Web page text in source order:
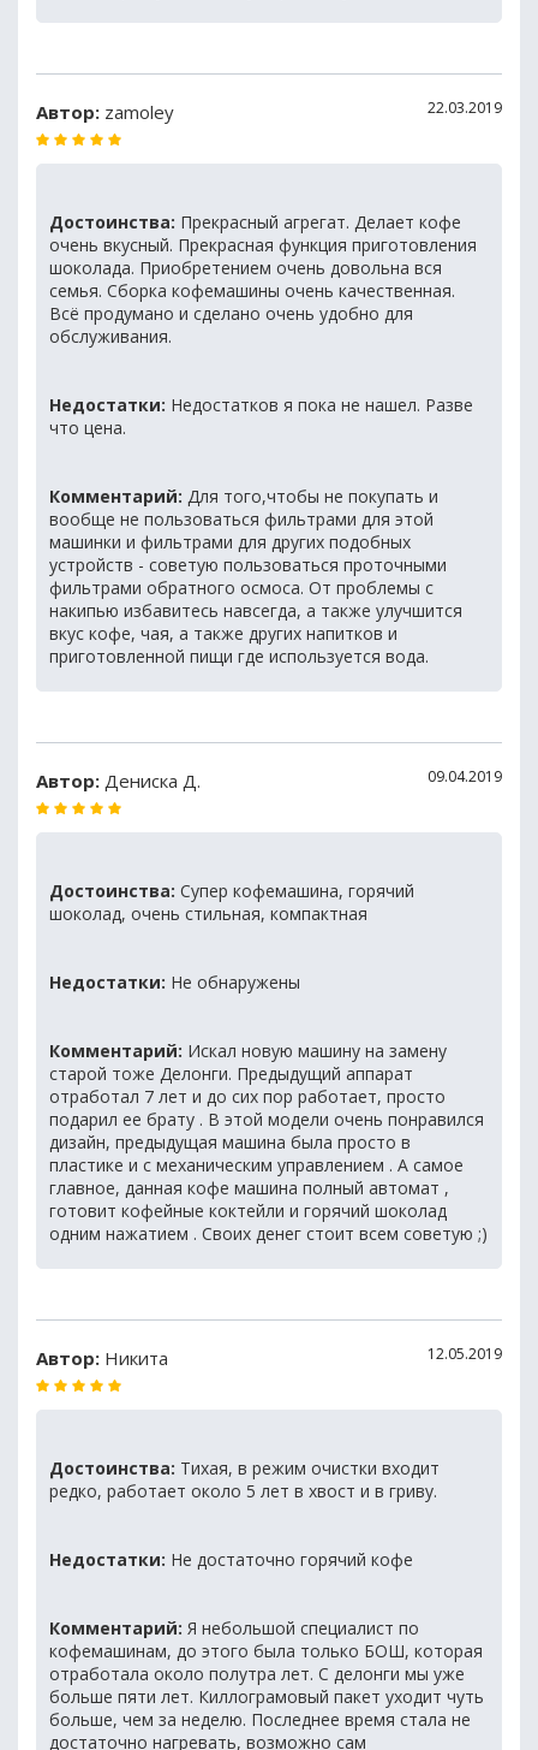
Автор: zamoley 22.03.2019
Достоинства: Прекрасный агрегат. Делает кофе
очень вкусный. Прекрасная функция приготовления
шоколада. Приобретением очень довольна вся
семья. Сборка кофемашины очень качественная.
Всё продумано и сделано очень удобно для
обслуживания.
Недостатки: Недостатков я пока не нашел. Разве
что цена.
Комментарий: Для того,чтобы не покупать и
вообще не пользоваться фильтрами для этой
машинки и фильтрами для других подобных
устройств - советую пользоваться проточными
фильтрами обратного осмоса. От проблемы с
накипью избавитесь навсегда, а также улучшится
вкус кофе, чая, а также других напитков и
приготовленной пищи где используется вода.
Автор: Дениска Д. 09.04.2019
Достоинства: Супер кофемашина, горячий
шоколад, очень стильная, компактная
Недостатки: Не обнаружены
Комментарий: Искал новую машину на замену
старой тоже Делонги. Предыдущий аппарат
отработал 7 лет и до сих пор работает, просто
подарил ее брату . В этой модели очень понравился
дизайн, предыдущая машина была просто в
пластике и с механическим управлением . А самое
главное, данная кофе машина полный автомат ,
готовит кофейные коктейли и горячий шоколад
одним нажатием . Своих денег стоит всем советую ;)
Автор: Никита 12.05.2019
Достоинства: Тихая, в режим очистки входит
редко, работает около 5 лет в хвост и в гриву.
Недостатки: Не достаточно горячий кофе
Комментарий: Я небольшой специалист по
кофемашинам, до этого была только БОШ, которая
отработала около полутра лет. С делонги мы уже
больше пяти лет. Киллограмовый пакет уходит чуть
больше, чем за неделю. Последнее время стала не
достаточно нагревать, возможно сам